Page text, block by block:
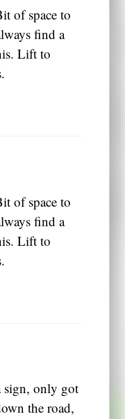
of space to
find a
Lift to
of space to
find a
Lift to
sign, only got
the road,